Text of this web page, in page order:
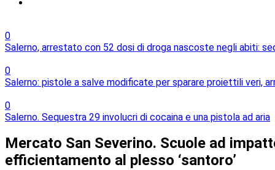
0
Salerno, arrestato con 52 dosi di droga nascoste negli abiti:
0
Salerno: pistole a salve modificate per sparare proiettili veri,
0
Salerno. Sequestra 29 involucri di cocaina e una pistola ad aria
Mercato San Severino. Scuole ad
efficientamento al plesso ‘santoro’